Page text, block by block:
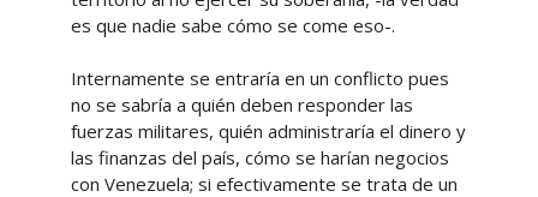
es que nadie sabe cómo se come eso-.
Internamente se entraría en un conflicto pues
no se sabría a quién deben responder las
fuerzas militares, quién administraría el dinero y
las finanzas del país, cómo se harían negocios
con Venezuela; si efectivamente se trata de un